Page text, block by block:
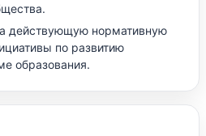
действующую нормативную
по развитию
образования.